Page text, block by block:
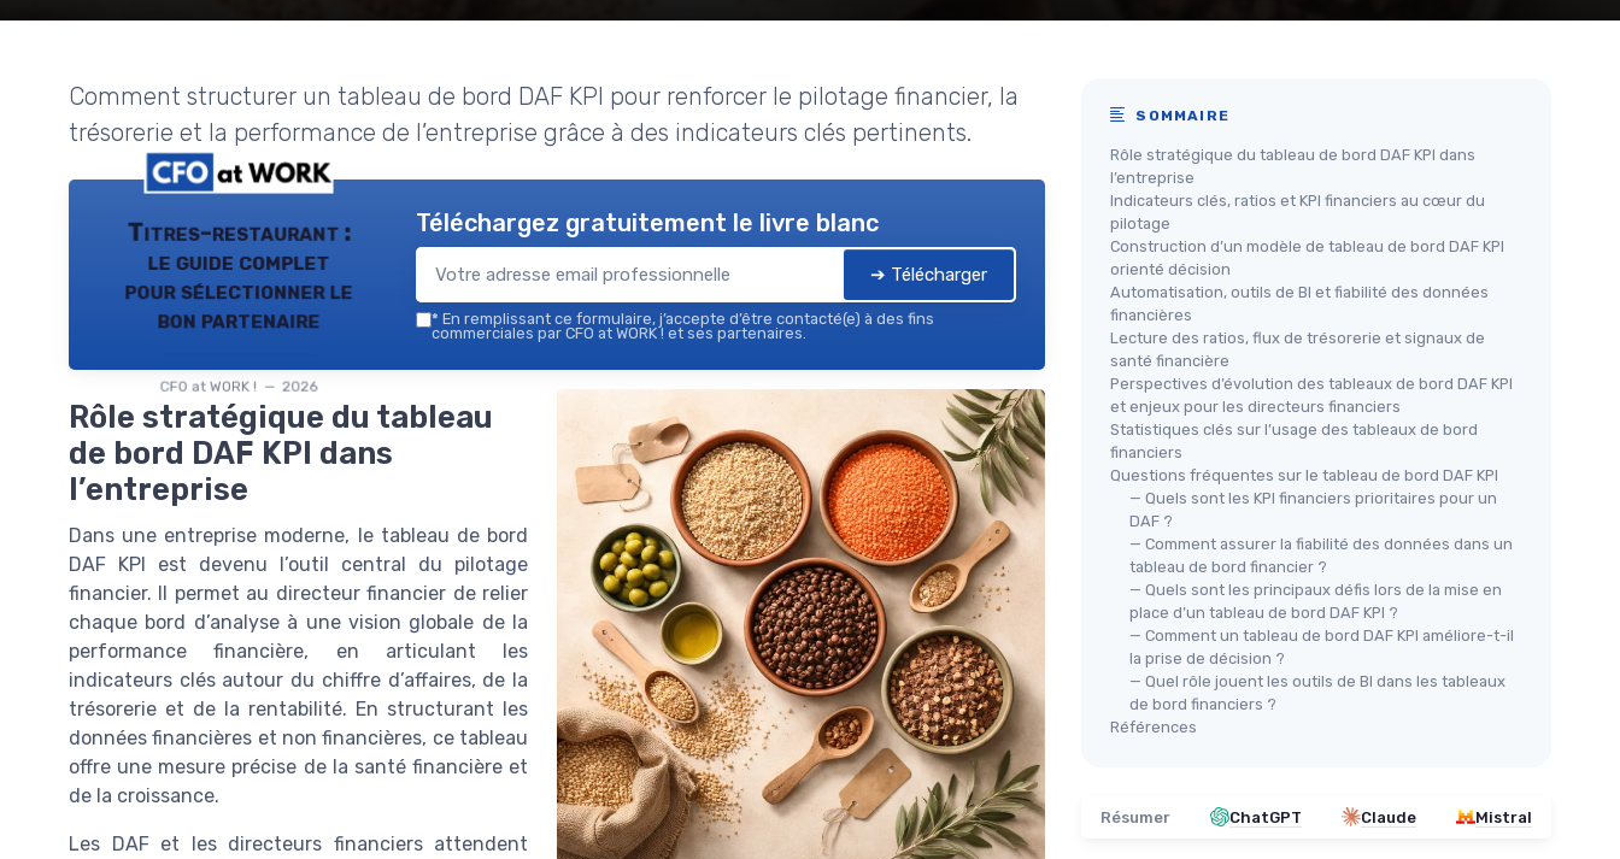
Comment structurer un tableau de bord DAF KPI pour renforcer le pilotage financier, la
trésorerie et la performance de l’entreprise grâce à des indicateurs clés pertinents.
Titres-restaurant :
le guide complet
pour sélectionner le
bon partenaire
CFO at WORK ! — 2026
Téléchargez gratuitement le livre blanc
➔ Télécharger
* En remplissant ce formulaire, j’accepte d’être contacté(e) à des fins
commerciales par CFO at WORK ! et ses partenaires.
Rôle stratégique du tableau
de bord DAF KPI dans
l’entreprise
Dans une entreprise moderne, le tableau de bord
DAF KPI est devenu l’outil central du pilotage
financier. Il permet au directeur financier de relier
chaque bord d’analyse à une vision globale de la
performance financière, en articulant les
indicateurs clés autour du chiffre d’affaires, de la
trésorerie et de la rentabilité. En structurant les
données financières et non financières, ce tableau
offre une mesure précise de la santé financière et
de la croissance.
Les DAF et les directeurs financiers attendent
SOMMAIRE
Rôle stratégique du tableau de bord DAF KPI dans
l’entreprise
Indicateurs clés, ratios et KPI financiers au cœur du
pilotage
Construction d’un modèle de tableau de bord DAF KPI
orienté décision
Automatisation, outils de BI et fiabilité des données
financières
Lecture des ratios, flux de trésorerie et signaux de
santé financière
Perspectives d’évolution des tableaux de bord DAF KPI
et enjeux pour les directeurs financiers
Statistiques clés sur l’usage des tableaux de bord
financiers
Questions fréquentes sur le tableau de bord DAF KPI
— Quels sont les KPI financiers prioritaires pour un
DAF ?
— Comment assurer la fiabilité des données dans un
tableau de bord financier ?
— Quels sont les principaux défis lors de la mise en
place d’un tableau de bord DAF KPI ?
— Comment un tableau de bord DAF KPI améliore-t-il
la prise de décision ?
— Quel rôle jouent les outils de BI dans les tableaux
de bord financiers ?
Références
Résumer ChatGPT Claude Mistral